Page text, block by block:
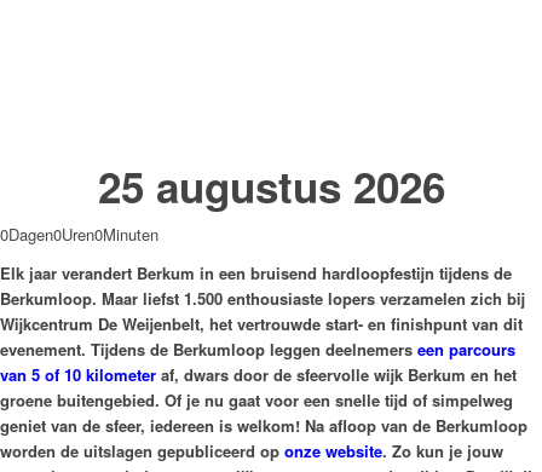
25 augustus 2026
0Dagen0Uren0Minuten
Elk jaar verandert Berkum in een bruisend hardloopfestijn tijdens de
Berkumloop. Maar liefst 1.500 enthousiaste lopers verzamelen zich bij
Wijkcentrum De Weijenbelt, het vertrouwde start- en finishpunt van dit
evenement. Tijdens de Berkumloop leggen deelnemers een parcours
van 5 of 10 kilometer af, dwars door de sfeervolle wijk Berkum en het
groene buitengebied. Of je nu gaat voor een snelle tijd of simpelweg
geniet van de sfeer, iedereen is welkom! Na afloop van de Berkumloop
worden de uitslagen gepubliceerd op onze website. Zo kun je jouw